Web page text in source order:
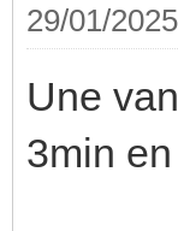
29/01/
Une
3min